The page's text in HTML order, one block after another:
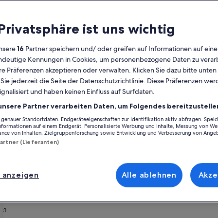
Derzeit
die
Monate
August
2026
und
September
angezeigt.
MoMontag
DiDienstag
MiMittwoch
DoDonnerstag
Fr Freitag
SaSamstag
SoSonntag
3 4 5 6 7 8 9
10 11 12
23
30
31
MoMontag
Di
7 8 9
21 22
28 29
Zur Auswahl stehen dir 114 Ferienhäuser, 491 Apartments und eine
erwarten dich und deine Lieben mit Annehmlichkeiten,
du dir vorstellst, du findest bestimmt die Unterkunft, die allen
– Lucca
panoramic infinity pool
Bauernhaus: Kochkurse, Mahlzeiten, Fahrer,
Vor den Toren von Lucca. Die Kunst
ist uns wichtig
16 Partner speichern und/ oder greifen auf Informationen auf
Kennungen in Cookies, um personenbezogene Daten zu
Präferenzen akzeptieren oder verwalten. Klicken Sie dazu bitte
jederzeit die Seite der Datenschutzrichtlinie. Diese Präferenzen
und haben keinen Einfluss auf Surfdaten.
Partner verarbeiten Daten, um Folgendes
Standortdaten. Endgeräteeigenschaften zur Identifikation aktiv abfragen.
auf einem Endgerät. Personalisierte Werbung und Inhalte, Messung von
von Inhalten, Zielgruppenforschung sowie Entwicklung und Verbesserung von
(Lieferanten)
Alle ablehnen